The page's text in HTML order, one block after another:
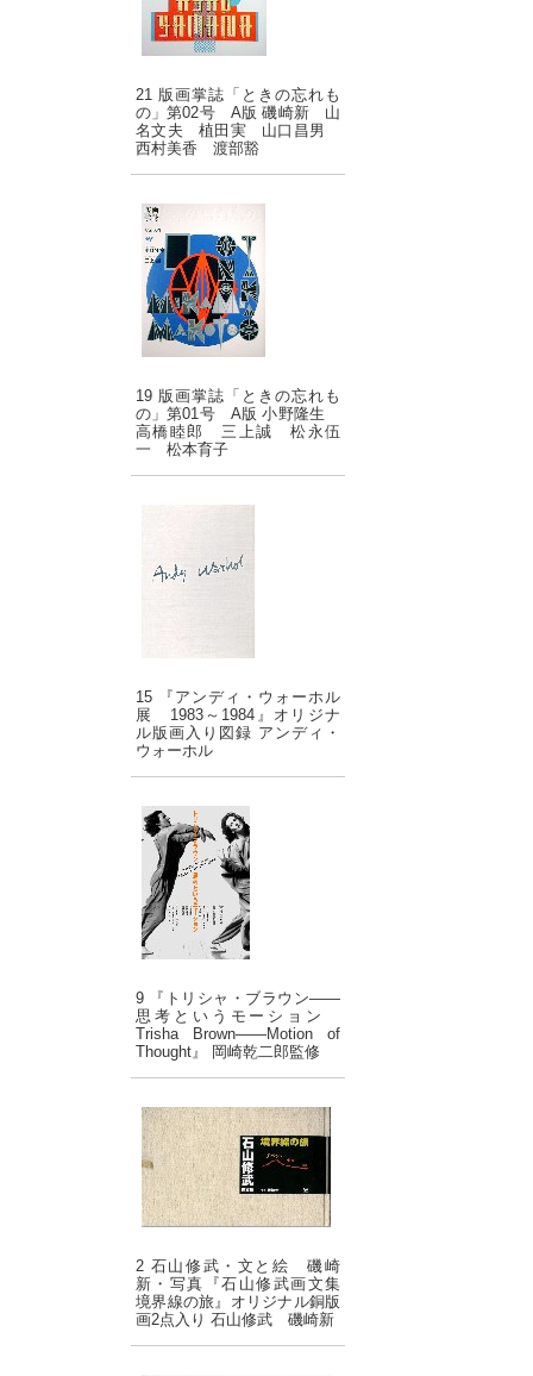
21 版画掌誌「ときの忘れも
の」第02号 A版 磯崎新 山
名文夫 植田実 山口昌男
西村美香 渡部豁
19 版画掌誌「ときの忘れも
の」第01号 A版 小野隆生
高橋睦郎 三上誠 松永伍
一 松本育子
15 『アンディ・ウォーホル
展 1983～1984』オリジナ
ル版画入り図録 アンディ・
ウォーホル
9 『トリシャ・ブラウン――
思考というモーション
Trisha Brown――Motion of
Thought』 岡崎乾二郎監修
2 石山修武・文と絵 磯崎
新・写真『石山修武画文集
境界線の旅』オリジナル銅版
画2点入り 石山修武 磯崎新